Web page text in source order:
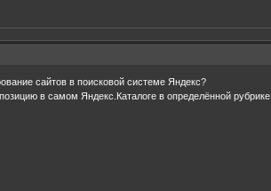
сайтов в поисковой системе Яндекс?
в самом Яндекс.Каталоге в определённой рубрике